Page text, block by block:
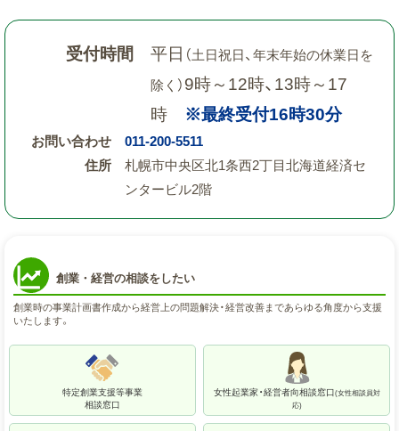
受付時間 平日 （土日祝日、年末年始の休業日を
除く）9時～12時、13時～17
時 ※最終受付16時30分
お問い合わせ
011-200-5511
住所
札幌市中央区北1条西2丁目北海道経済セ
ンタービル2階
創業・経営の相談をしたい
創業時の事業計画書作成から経営上の問題解決・経営改善まであらゆる角度から支援
いたします。
特定創業支援等事業
相談窓口
女性起業家・経営者向相談窓口(女性相談員対
応)